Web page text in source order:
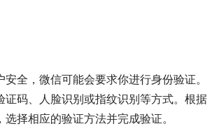
全，微信可能会要求你进行身份验证。
证码、人脸识别或指纹识别等方式。根据
择相应的验证方法并完成验证。